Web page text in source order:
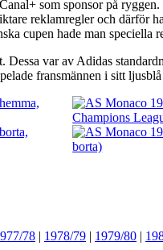
som sponsor på
reklamregler och
cupen hade man
var av Adidas
fransmännen i sitt
78 | 1978/79 | 1979/80 |